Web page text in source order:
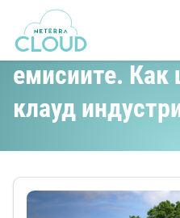
COP26 избра
емисиите. Как
клауд